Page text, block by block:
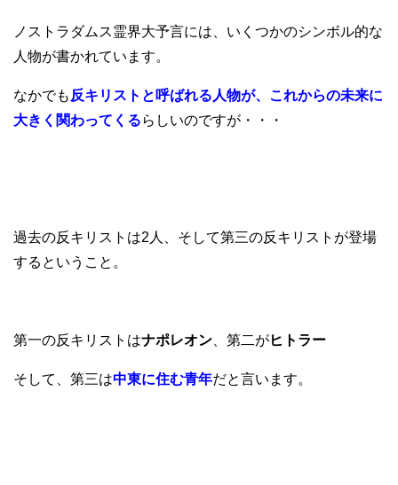
ノストラダムス霊界大予言には、いくつかのシンボル的な
人物が書かれています。
なかでも 反キリストと呼ばれる人物が、これからの未来に
大きく関わってくるらしいのですが・・・
過去の反キリストは2人、そして第三の反キリストが登場
するということ。
第一の反キリストはナポレオン 、第二がヒトラー
そして、第三は中東に住む青年だと言います。